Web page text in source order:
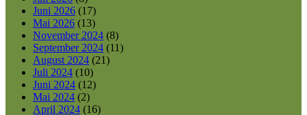
Juni 2026 (17)
Mai 2026 (13)
November 2024 (8)
September 2024 (11)
August 2024 (21)
Juli 2024 (10)
Juni 2024 (12)
Mai 2024 (2)
April 2024 (16)